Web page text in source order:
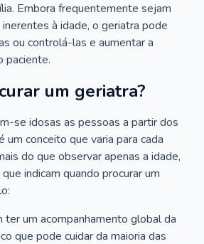
Embora frequentemente sejam
à idade, o geriatra pode
ou controlá-las e aumentar a
paciente.
um geriatra?
se idosas as pessoas a partir dos
um conceito que varia para cada
do que observar apenas a idade,
indicam quando procurar um
ter um acompanhamento global da
que pode cuidar da maioria das